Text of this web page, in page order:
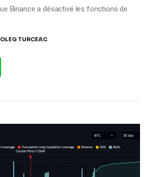
Binance a désactivé les fonctions de
OLEG TURCEAC